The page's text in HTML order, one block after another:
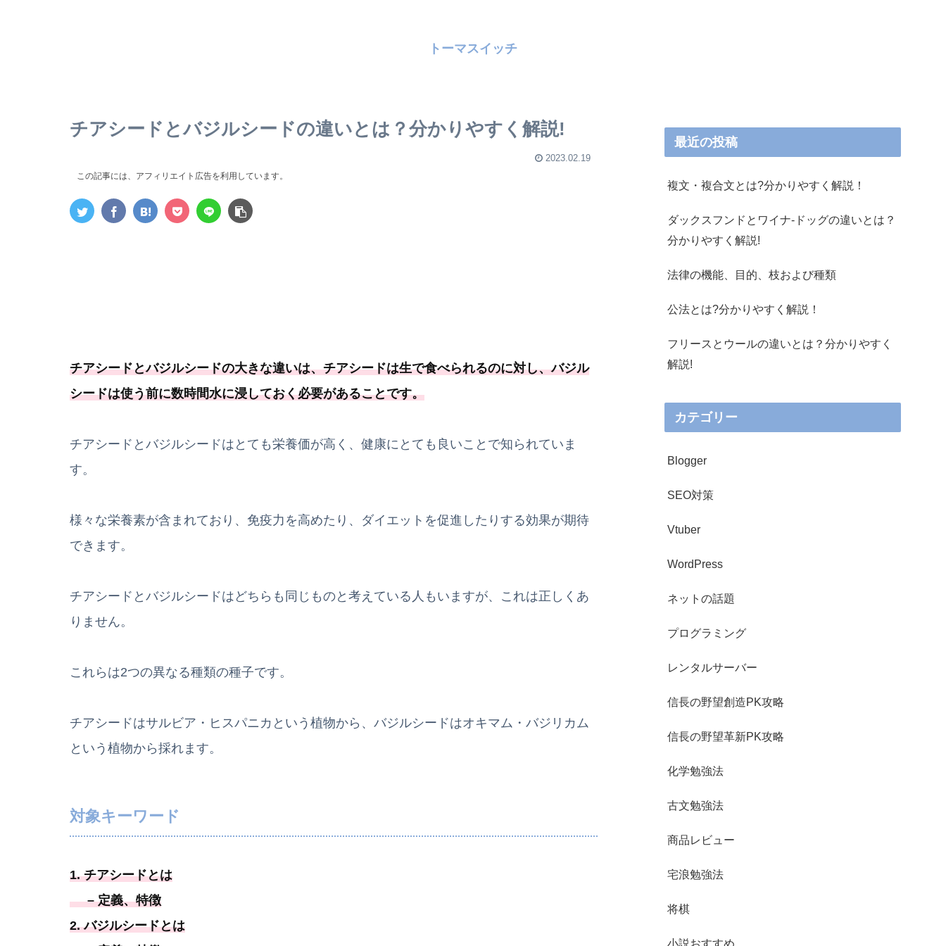
トーマスイッチ
チアシードとバジルシードの違いとは？分かりやすく解説!
2023.02.19
この記事には、アフィリエイト広告を利用しています。
チアシードとバジルシードの大きな違いは、チアシードは生で食べられるのに対し、バジル
シードは使う前に数時間水に浸しておく必要があることです。
チアシードとバジルシードはとても栄養価が高く、健康にとても良いことで知られていま
す。
様々な栄養素が含まれており、免疫力を高めたり、ダイエットを促進したりする効果が期待
できます。
チアシードとバジルシードはどちらも同じものと考えている人もいますが、これは正しくあ
りません。
これらは2つの異なる種類の種子です。
チアシードはサルビア・ヒスパニカという植物から、バジルシードはオキマム・バジリカム
という植物から採れます。
対象キーワード
1. チアシードとは
– 定義、特徴
2. バジルシードとは
最近の投稿
複文・複合文とは?分かりやすく解説！
ダックスフンドとワイナ-ドッグの違いとは？
分かりやすく解説!
法律の機能、目的、枝および種類
公法とは?分かりやすく解説！
フリースとウールの違いとは？分かりやすく
解説!
カテゴリー
Blogger
SEO対策
Vtuber
WordPress
ネットの話題
プログラミング
レンタルサーバー
信長の野望創造PK攻略
信長の野望革新PK攻略
化学勉強法
古文勉強法
商品レビュー
宅浪勉強法
将棋
小説おすすめ